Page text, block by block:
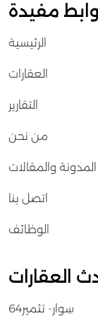
مفيدة
الرئيسية
العقارات
التقارير
من نحن
المدونة والمقالات
اتصل بنا
الوظائف
العقارات
​سِوار- تثمير64